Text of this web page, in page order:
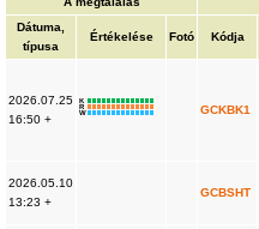
Dátuma,
típusa
Értékelése Fotó Kódja
2026.07.25
16:50 +
K
R
W
GCKBK1
2026.05.10
13:23 +
GCBSHT